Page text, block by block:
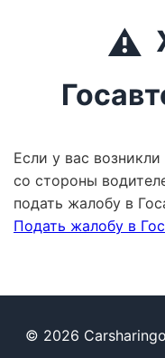
⚠️
Если у вас
со стороны
подать жалобу в
Подать жалобу в
© 2026